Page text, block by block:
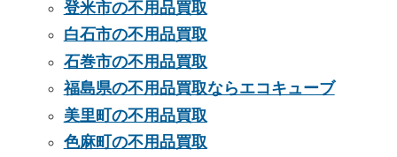
登米市の不用品買取
白石市の不用品買取
石巻市の不用品買取
福島県の不用品買取ならエコキューブ
美里町の不用品買取
色麻町の不用品買取